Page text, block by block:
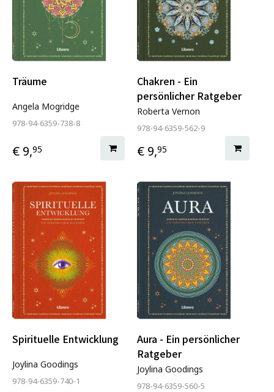
Träume
Angela Mogridge
978-94-6359-738-8
€ 9,95
Chakren - Ein
persönlicher Ratgeber
Roberta Vernon
978-94-6359-562-9
€ 9,95
Spirituelle Entwicklung
Joylina Goodings
978-94-6359-740-1
Aura - Ein persönlicher
Ratgeber
Joylina Goodings
978-94-6359-560-5